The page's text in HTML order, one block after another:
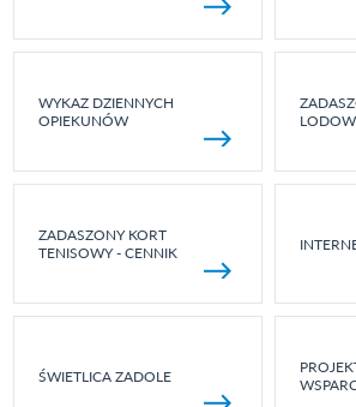
WYKAZ DZIENNYCH
OPIEKUNÓW
ZADASZONY KORT
TENISOWY - CENNIK
ŚWIETLICA ZADOLE